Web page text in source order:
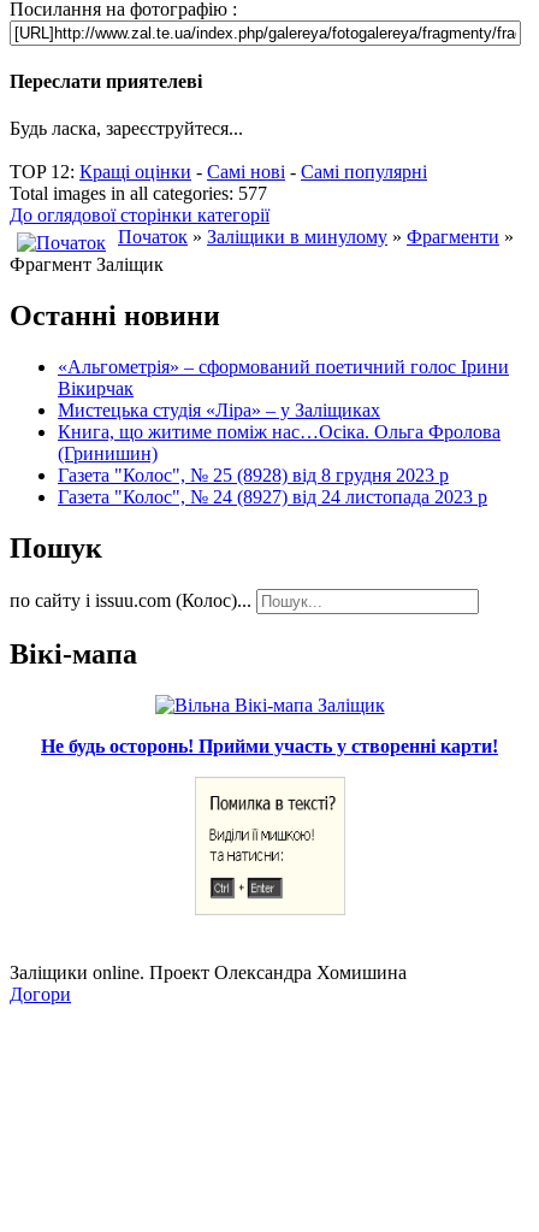
Посилання на фотографію :
Переслати приятелеві
Будь ласка, зареєструйтеся...
TOP 12: Кращі оцінки - Самі нові - Самі популярні
Total images in all categories: 577
До оглядової сторінки категорії
Початок » Заліщики в минулому » Фрагменти »
Фрагмент Заліщик
Останні новини
«Альгометрія» – сформований поетичний голос Ірини
Вікирчак
Мистецька студія «Ліра» – у Заліщиках
Книга, що житиме поміж нас…Осіка. Ольга Фролова
(Гринишин)
Газета "Колос", № 25 (8928) від 8 грудня 2023 р
Газета "Колос", № 24 (8927) від 24 листопада 2023 р
Пошук
по сайту і issuu.com (Колос)...
Вікі-мапа
Не будь осторонь! Прийми участь у створенні карти!
Заліщики online. Проект Олександра Хомишина
Догори